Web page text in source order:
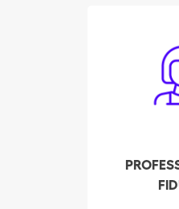
pulizie
esaminati,
precedenti,
e la